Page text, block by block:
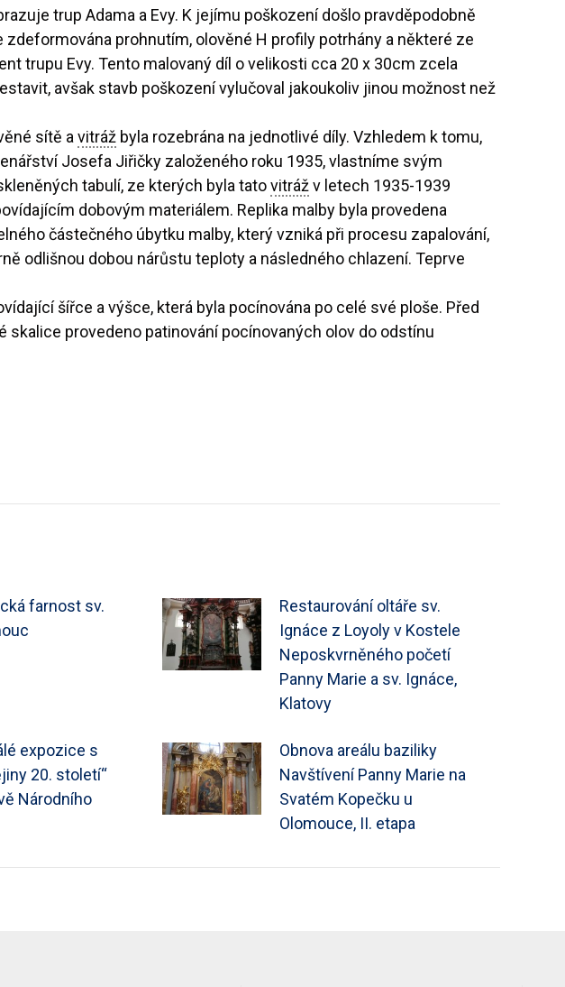
trup Adama a Evy. K jejímu poškození došlo pravděpodobně
prohnutím, olověné H profily potrhány a některé ze
trupu Evy. Tento malovaný díl o velikosti cca 20 x 30cm zcela
avšak stavb poškození vylučoval jakoukoliv jinou možnost než
sítě a vitráž byla rozebrána na jednotlivé díly. Vzhledem k tomu,
Josefa Jiřičky založeného roku 1935, vlastníme svým
tabulí, ze kterých byla tatovitrážv letech 1935-1939
dobovým materiálem. Replika malby byla provedena
částečného úbytku malby, který vzniká při procesu zapalování,
odlišnou dobou nárůstu teploty a následného chlazení. Teprve
šířce a výšce, která byla pocínována po celé své ploše. Před
provedeno patinování pocínovaných olov do odstínu
farnost sv.
Restaurování oltáře sv.
Ignáce z Loyoly v Kostele
Neposkvrněného početí
Panny Marie a sv. Ignáce,
Klatovy
expozice s
20. století“
Národního
Obnova areálu baziliky
Navštívení Panny Marie na
Svatém Kopečku u
Olomouce, II. etapa